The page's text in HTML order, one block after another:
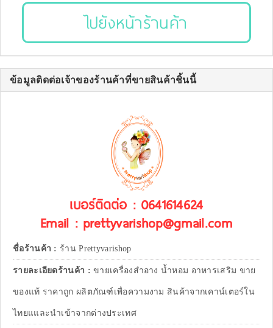
ไปยังหน้าร้านค้า
ข้อมูลติดต่อเจ้าของร้านค้าที่ขายสินค้าชิ้นนี้
เบอร์ติดต่อ : 0641614624
Email : prettyvarishop@gmail.com
ชื่อร้านค้า : ร้าน Prettyvarishop
รายละเอียดร้านค้า :ขายเครื่องสำอาง น้ำหอม อาหารเสริม ขาย
ของแท้ ราคาถูก ผลิตภัณฑ์เพื่อความงาม สินค้าจากเคาน์เตอร์ใน
ไทยแและนำเข้าจากต่างประเทศ